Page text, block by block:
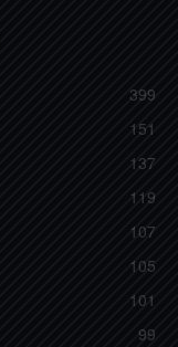
399
151
137
119
107
105
101
99